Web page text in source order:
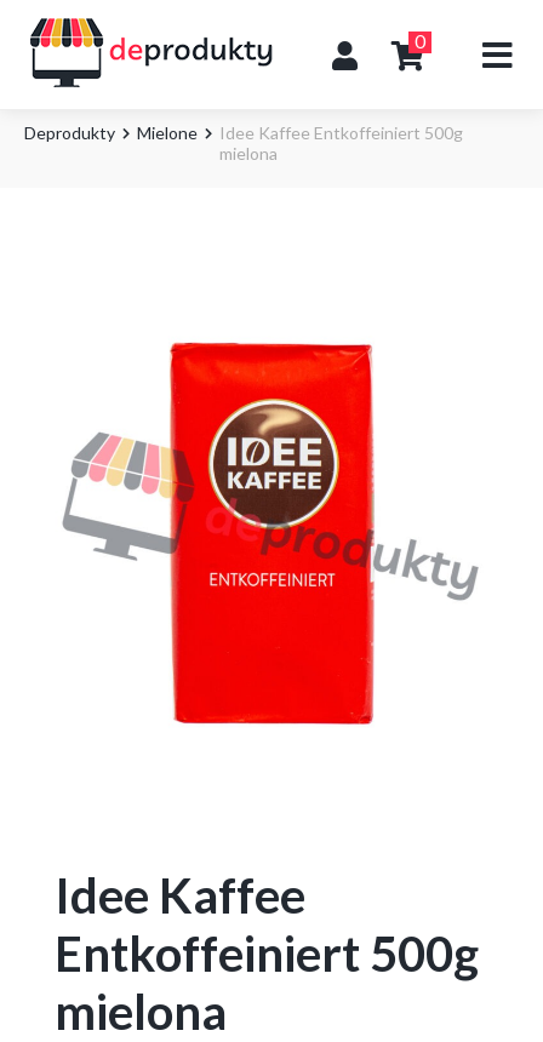
0
Deprodukty Mielone
Idee Kaffee Entkoffeiniert 500g
mielona
Idee Kaffee
Entkoffeiniert 500g
mielona